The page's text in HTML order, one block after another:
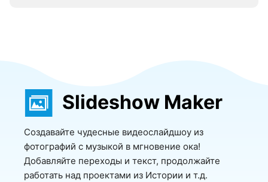
Slideshow Maker
Создавайте чудесные видеослайдшоу из
фотографий с музыкой в мгновение ока!
Добавляйте переходы и текст, продолжайте
работать над проектами из Истории и т.д.